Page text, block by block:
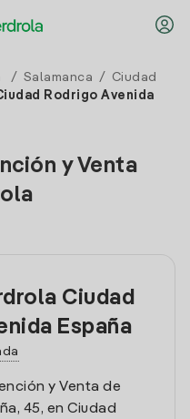
/ Salamanca /
Ciudad
Rodrigo Avenida
y Venta
Ciudad
España
y Venta de
45, en Ciudad